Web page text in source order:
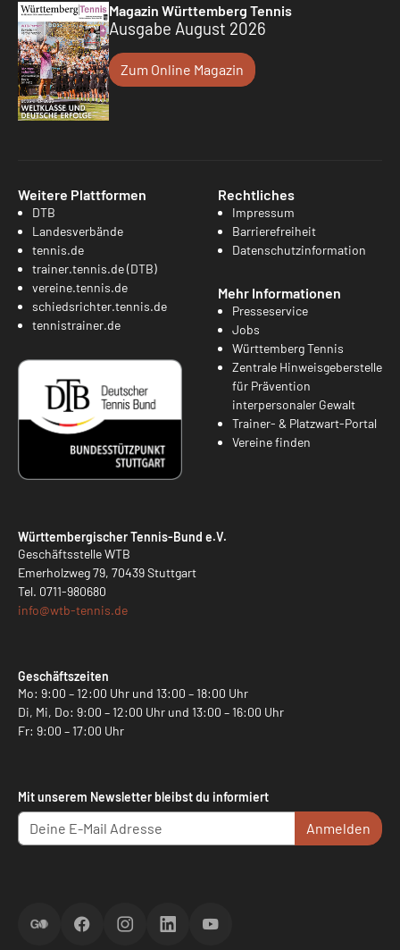
Magazin Württemberg Tennis
Ausgabe August 2026
Zum Online Magazin
Weitere Plattformen
DTB
Landesverbände
tennis.de
trainer.tennis.de (DTB)
vereine.tennis.de
schiedsrichter.tennis.de
tennistrainer.de
Rechtliches
Impressum
Barrierefreiheit
Datenschutzinformation
Mehr Informationen
Presseservice
Jobs
Württemberg Tennis
Zentrale Hinweisgeberstelle
für Prävention
interpersonaler Gewalt
Trainer- & Platzwart-Portal
Vereine finden
Württembergischer Tennis-Bund e.V.
Geschäftsstelle WTB
Emerholzweg 79, 70439 Stuttgart
Tel. 0711-980680
info@wtb-tennis.de
Geschäftszeiten
Mo: 9:00 – 12:00 Uhr und 13:00 – 18:00 Uhr
Di, Mi, Do: 9:00 – 12:00 Uhr und 13:00 – 16:00 Uhr
Fr: 9:00 – 17:00 Uhr
Mit unserem Newsletter bleibst du informiert
Anmelden
ScoreGOFacebookInstagramLinkedInYouTube